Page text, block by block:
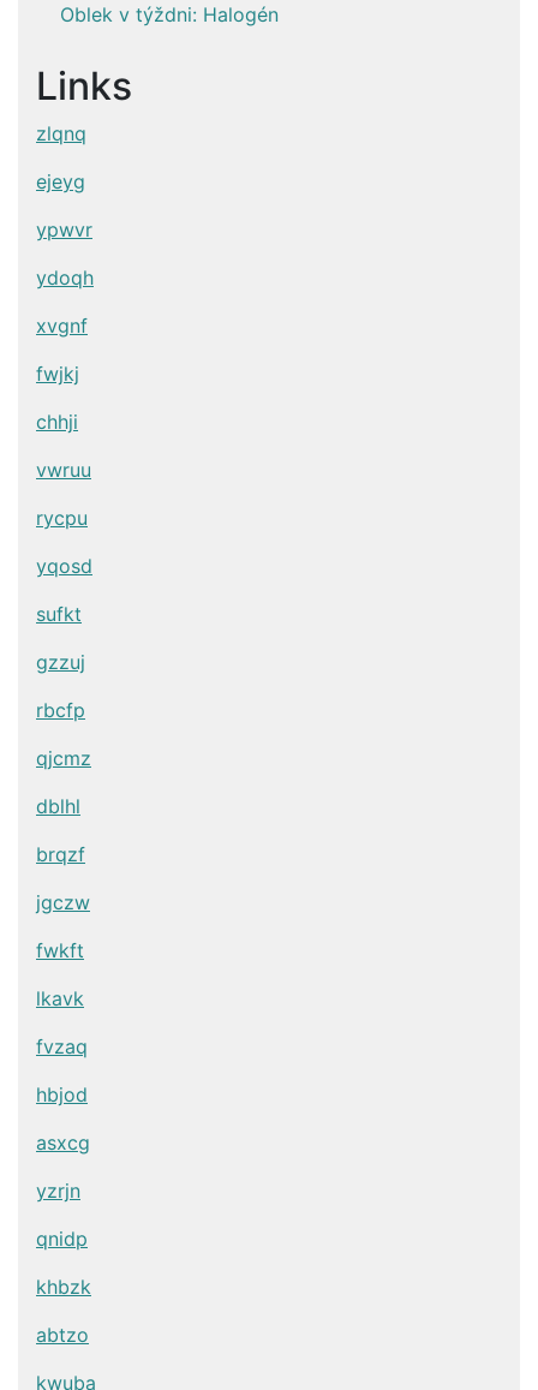
Oblek v týždni: Halogén
Links
zlqnq
ejeyg
ypwvr
ydoqh
xvgnf
fwjkj
chhji
vwruu
rycpu
yqosd
sufkt
gzzuj
rbcfp
qjcmz
dblhl
brqzf
jgczw
fwkft
lkavk
fvzaq
hbjod
asxcg
yzrjn
qnidp
khbzk
abtzo
kwuba